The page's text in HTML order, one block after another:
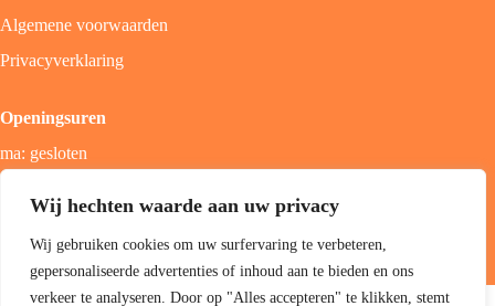
Wij hechten waarde aan uw privacy
Wij gebruiken cookies om uw surfervaring te verbeteren,
gepersonaliseerde advertenties of inhoud aan te bieden en ons
verkeer te analyseren. Door op "Alles accepteren" te klikken, stemt
Algemene voorwaarden
Privacyverklaring
Openingsuren
ma: gesloten
zon; gesloten
Copyright 2026 Jolini hair & beauty boutique -Best4u Group